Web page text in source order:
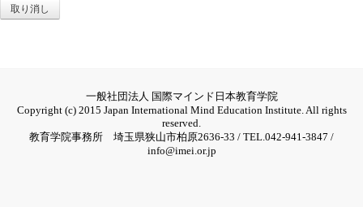
取り消し
一般社団法人 国際マインド日本教育学院
Copyright (c) 2015 Japan International Mind Education Institute. All rights
reserved.
教育学院事務所 埼玉県狭山市柏原2636-33 / TEL.042-941-3847 /
info@imei.or.jp